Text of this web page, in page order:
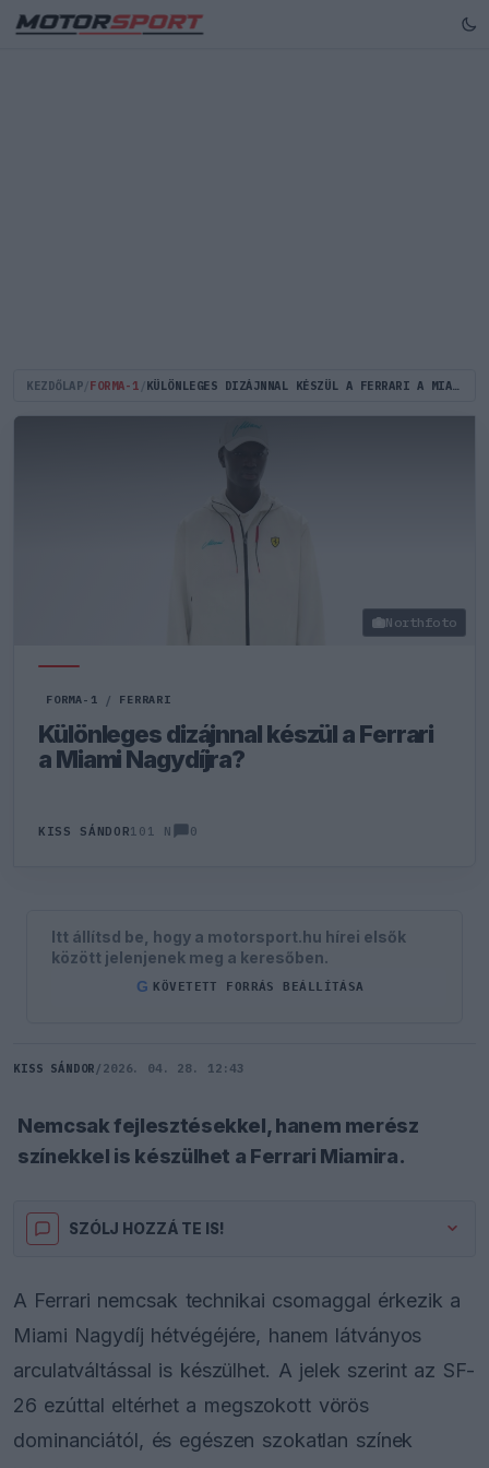
KEZDŐLAP FORMA-1 KÜLÖNLEGES DIZÁJNNAL KÉSZÜL A FERRARI A MIAMI NAGYDÍJRA?
Northfoto
FORMA-1 / FERRARI
Különleges dizájnnal készül a Ferrari
a Miami Nagydíjra?
KISS SÁNDOR101 N 0
Itt állítsd be, hogy a motorsport.hu hírei elsők
között jelenjenek meg a keresőben.
G KÖVETETT FORRÁS BEÁLLÍTÁSA
KISS SÁNDOR / 2026. 04. 28. 12:43
Nemcsak fejlesztésekkel, hanem merész
színekkel is készülhet a Ferrari Miamira.
SZÓLJ HOZZÁ TE IS!
A Ferrari nemcsak technikai csomaggal érkezik a
Miami Nagydíj hétvégéjére, hanem látványos
arculatváltással is készülhet. A jelek szerint az SF-
26 ezúttal eltérhet a megszokott vörös
dominanciától, és egészen szokatlan színek